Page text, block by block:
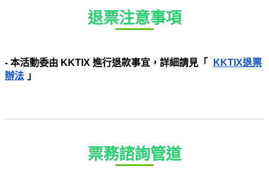
退票注意事項
- 本活動委由 KKTIX 進行退款事宜，詳細請見「
KKTIX退票
辦法 」
票務諮詢管道